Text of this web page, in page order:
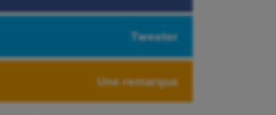
Tweeter
Une remarque